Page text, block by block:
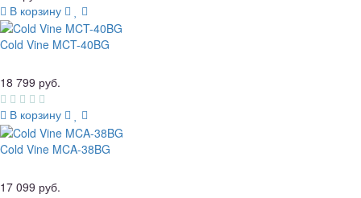
В корзину
Cold Vine MCT-40BG
18 799 руб.
В корзину
Cold Vine MCA-38BG
17 099 руб.